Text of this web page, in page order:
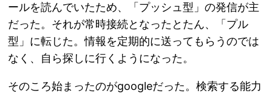
ールを読んでいたため、「プッシュ型」の発信が主
だった。それが常時接続となったとたん、「プル
型」に転じた。情報を定期的に送ってもらうのでは
なく、自ら探しに行くようになった。
そのころ始まったのがgoogleだった。検索する能力